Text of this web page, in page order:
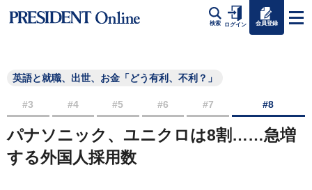
検索 ログイン 会員登録
英語と就職、出世、お金「どう有利、不利？」
#3 #4 #5 #6 #7 #8
パナソニック、ユニクロは8割……急増
する外国人採用数